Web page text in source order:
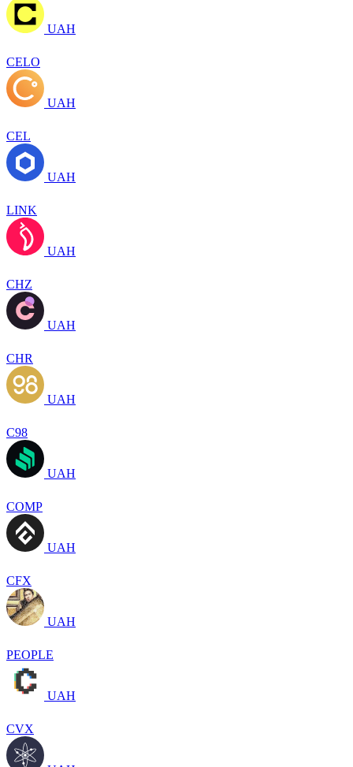
UAH
CELO
UAH
CEL
UAH
LINK
UAH
CHZ
UAH
CHR
UAH
C98
UAH
COMP
UAH
CFX
UAH
PEOPLE
UAH
CVX